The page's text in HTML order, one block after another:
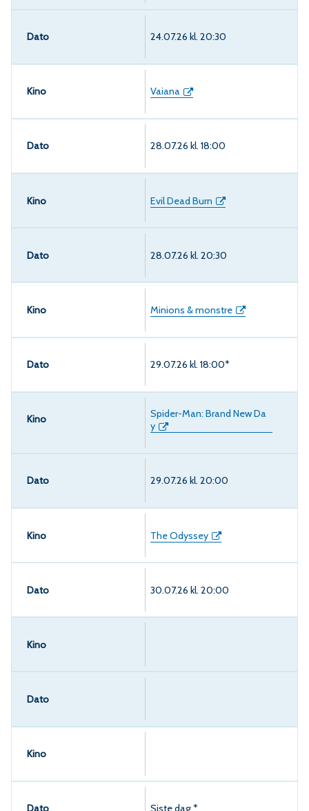
24.07.26 kl. 20:30
Vaiana
28.07.26 kl. 18:00
Evil Dead Burn
28.07.26 kl. 20:30
Minions & monstre
29.07.26 kl. 18:00*
Spider-Man: Brand New Da
y
29.07.26 kl. 20:00
The Odyssey
30.07.26 kl. 20:00
Siste dag *